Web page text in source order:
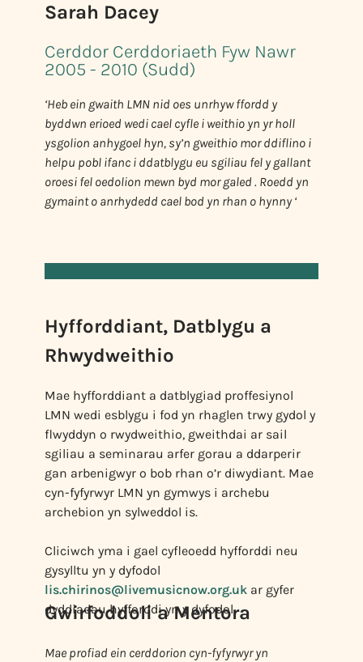
Sarah Dacey
Cerddor Cerddoriaeth Fyw Nawr
2005 - 2010 (Sudd)
‘Heb ein gwaith LMN nid oes unrhyw ffordd y
byddwn erioed wedi cael cyfle i weithio yn yr holl
ysgolion anhygoel hyn, sy’n gweithio mor ddiflino i
helpu pobl ifanc i ddatblygu eu sgiliau fel y gallant
oroesi fel oedolion mewn byd mor galed . Roedd yn
gymaint o anrhydedd cael bod yn rhan o hynny ‘
Hyfforddiant, Datblygu a
Rhwydweithio
Mae hyfforddiant a datblygiad proffesiynol
LMN wedi esblygu i fod yn rhaglen trwy gydol y
flwyddyn o rwydweithio, gweithdai ar sail
sgiliau a seminarau arfer gorau a ddarperir
gan arbenigwyr o bob rhan o’r diwydiant. Mae
cyn-fyfyrwyr LMN yn gymwys i archebu
archebion yn sylweddol is.
Cliciwch yma i gael cyfleoedd hyfforddi neu
gysylltu yn y dyfodol
lis.chirinos@livemusicnow.org.uk ar gyfer
dyddiadau hyfforddi yn y dyfodol.
Gwirfoddoli a Mentora
Mae profiad ein cerddorion cyn-fyfyrwyr yn